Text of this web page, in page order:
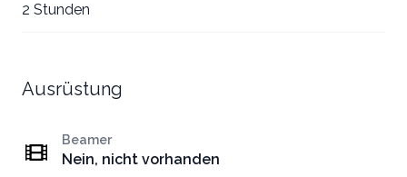
2 Stunden
Ausrüstung
Beamer
Nein, nicht vorhanden